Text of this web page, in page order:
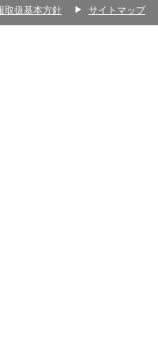
扱基本方針 サイトマップ